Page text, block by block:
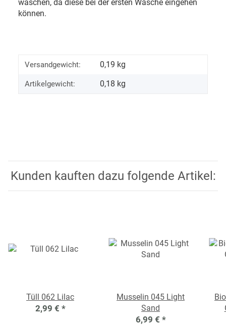
waschen, da diese bei der ersten Wäsche eingehen
können.
Versandgewicht: 0,19 kg
Artikelgewicht: 0,18 kg
Kunden kauften dazu folgende Artikel:
Tüll 062 Lilac
2,99 € *
Musselin 045 Light
Sand
6,99 € *